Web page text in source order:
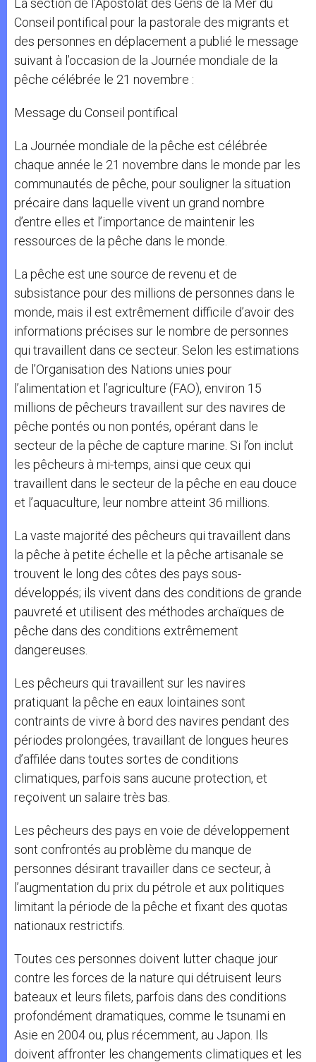
La section de l’Apostolat des Gens de la Mer du
Conseil pontifical pour la pastorale des migrants et
des personnes en déplacement a publié le message
suivant à l’occasion de la Journée mondiale de la
pêche célébrée le 21 novembre :
Message du Conseil pontifical
La Journée mondiale de la pêche est célébrée
chaque année le 21 novembre dans le monde par les
communautés de pêche, pour souligner la situation
précaire dans laquelle vivent un grand nombre
d’entre elles et l’importance de maintenir les
ressources de la pêche dans le monde.
La pêche est une source de revenu et de
subsistance pour des millions de personnes dans le
monde, mais il est extrêmement difficile d’avoir des
informations précises sur le nombre de personnes
qui travaillent dans ce secteur. Selon les estimations
de l’Organisation des Nations unies pour
l’alimentation et l’agriculture (FAO), environ 15
millions de pêcheurs travaillent sur des navires de
pêche pontés ou non pontés, opérant dans le
secteur de la pêche de capture marine. Si l’on inclut
les pêcheurs à mi-temps, ainsi que ceux qui
travaillent dans le secteur de la pêche en eau douce
et l’aquaculture, leur nombre atteint 36 millions.
La vaste majorité des pêcheurs qui travaillent dans
la pêche à petite échelle et la pêche artisanale se
trouvent le long des côtes des pays sous-
développés; ils vivent dans des conditions de grande
pauvreté et utilisent des méthodes archaïques de
pêche dans des conditions extrêmement
dangereuses.
Les pêcheurs qui travaillent sur les navires
pratiquant la pêche en eaux lointaines sont
contraints de vivre à bord des navires pendant des
périodes prolongées, travaillant de longues heures
d’affilée dans toutes sortes de conditions
climatiques, parfois sans aucune protection, et
reçoivent un salaire très bas.
Les pêcheurs des pays en voie de développement
sont confrontés au problème du manque de
personnes désirant travailler dans ce secteur, à
l’augmentation du prix du pétrole et aux politiques
limitant la période de la pêche et fixant des quotas
nationaux restrictifs.
Toutes ces personnes doivent lutter chaque jour
contre les forces de la nature qui détruisent leurs
bateaux et leurs filets, parfois dans des conditions
profondément dramatiques, comme le tsunami en
Asie en 2004 ou, plus récemment, au Japon. Ils
doivent affronter les changements climatiques et les